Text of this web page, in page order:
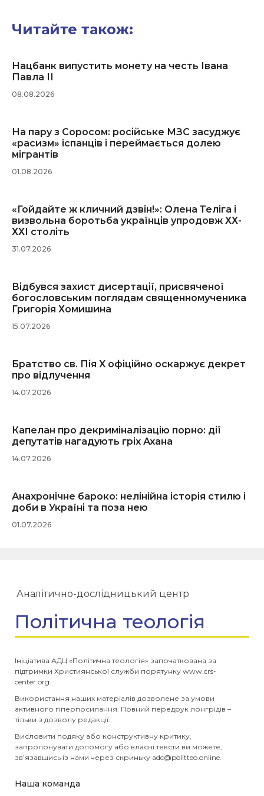
Читайте також:
Нацбанк випустить монету на честь Івана
Павла ІІ
08.08.2026
На пару з Соросом: російське МЗС засуджує
«расизм» іспанців і переймається долею
мігрантів
01.08.2026
«Гойдайте ж кличний дзвін!»: Олена Теліга і
визвольна боротьба українців упродовж ХХ-
ХХІ століть
31.07.2026
Відбувся захист дисертації, присвяченої
богословським поглядам священномученика
Григорія Хомишина
15.07.2026
Братство св. Пія X офіційно оскаржує декрет
про відлучення
14.07.2026
Капелан про декриміналізацію порно: дії
депутатів нагадують гріх Ахана
14.07.2026
Анахронічне бароко: нелінійна історія стилю і
доби в Україні та поза нею
01.07.2026
Аналітично-дослідницький центр
Політична теологія
Ініціатива АДЦ «Політична теологія» започаткована за
підтримки Християнської служби порятунку www.crs-
center.org.
Використання наших матеріалів дозволене за умови
активного гіперпосилання. Повний передрук лонгрідів –
тільки з дозволу редакції.
Висловити подяку або конструктивну критику,
запропонувати допомогу або власні тексти ви можете,
зв’язавшись із нами через скриньку adc@politteo.online
Наша команда